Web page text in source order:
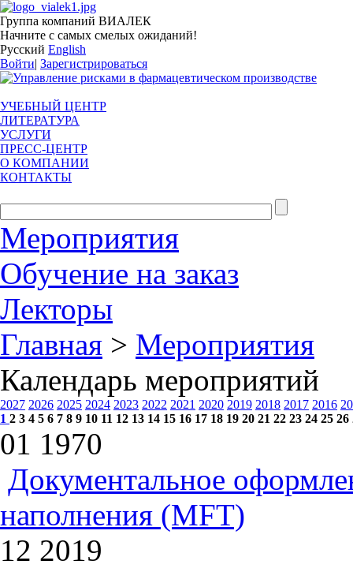
Группа компаний ВИАЛЕК
Начните с самых смелых ожиданий!
Русский English
Войти| Зарегистрироваться
УЧЕБНЫЙ ЦЕНТР
ЛИТЕРАТУРА
УСЛУГИ
ПРЕСС-ЦЕНТР
О КОМПАНИИ
КОНТАКТЫ
Мероприятия
Обучение на заказ
Лекторы
Главная > Мероприятия
Календарь мероприятий
2027 2026 2025 2024 2023 2022 2021 2020 2019 2018 2017 2016
1 2 3 4 5 6 7 8 9 10 11 12 13 14 15 16 17 18 19 20 21 22 23 24 25 26
01 1970
Документальное
наполнения (MFT)
12 2019